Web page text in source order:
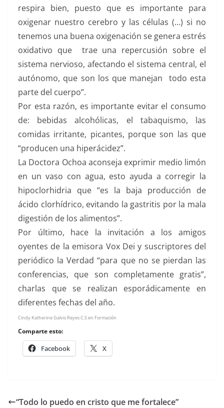
respira bien, puesto que es importante para
oxigenar nuestro cerebro y las células (…) si no
tenemos una buena oxigenación se genera estrés
oxidativo que trae una repercusión sobre el
sistema nervioso, afectando el sistema central, el
autónomo, que son los que manejan todo esta
parte del cuerpo”.
Por esta razón, es importante evitar el consumo
de: bebidas alcohólicas, el tabaquismo, las
comidas irritante, picantes, porque son las que
“producen una hiperácidez”.
La Doctora Ochoa aconseja exprimir medio limón
en un vaso con agua, esto ayuda a corregir la
hipoclorhidria que “es la baja producción de
ácido clorhídrico, evitando la gastritis por la mala
digestión de los alimentos”.
Por último, hace la invitación a los amigos
oyentes de la emisora Vox Dei y suscriptores del
periódico la Verdad “para que no se pierdan las
conferencias, que son completamente gratis”,
charlas que se realizan esporádicamente en
diferentes fechas del año.
Cindy Katherine Galvis Reyes C.S en Formación
Comparte esto:
Facebook X
“Todo lo puedo en cristo que me fortalece”